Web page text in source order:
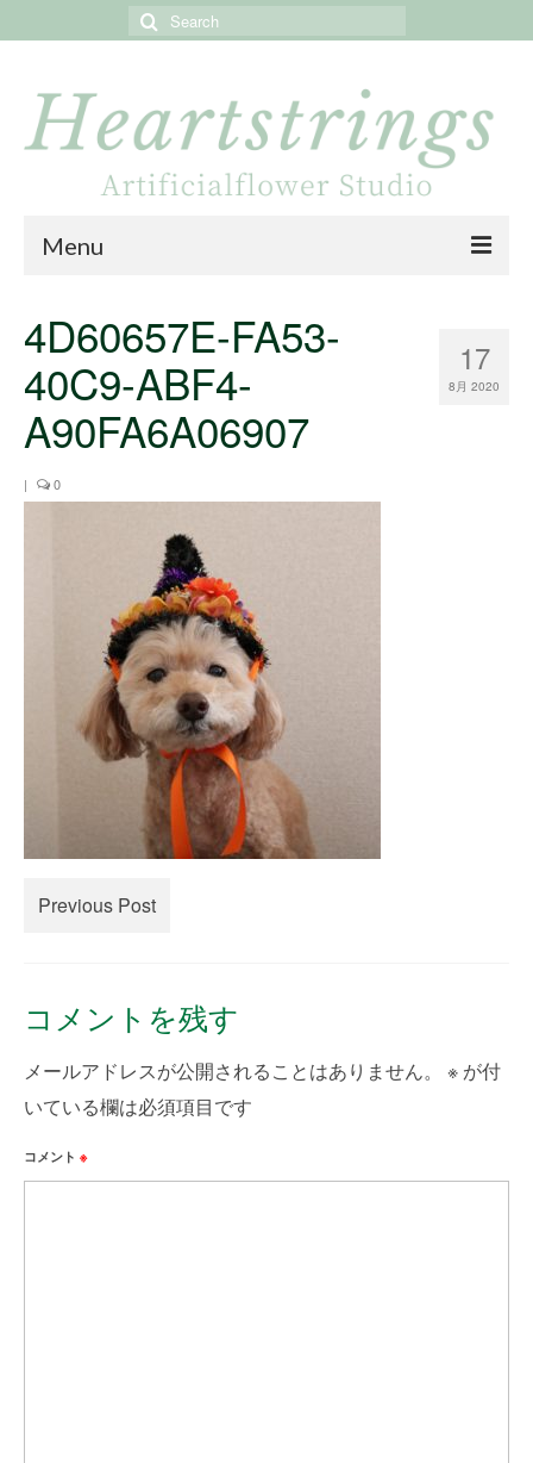
Search
Menu
About
Portfolio
Online shop
creema
minne
How to Order
Contact Us
17
8月 2020
4D60657E-FA53-
40C9-ABF4-
A90FA6A06907
| 0
Previous Post
コメントを残す
メールアドレスが公開されることはありません。 ※ が付
いている欄は必須項目です
コメント ※